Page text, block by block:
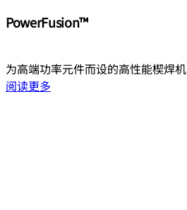
PowerFusion™
为高端功率元件而设的高性能楔焊机
阅读更多